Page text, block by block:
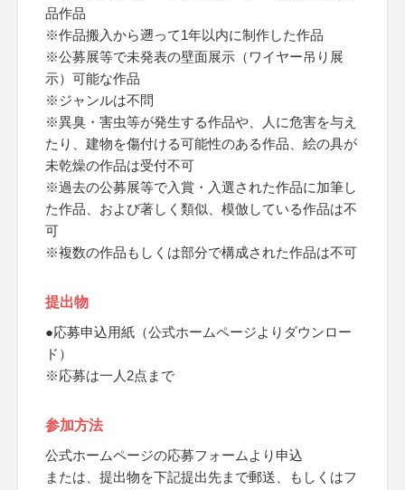
品作品
※作品搬入から遡って1年以内に制作した作品
※公募展等で未発表の壁面展示（ワイヤー吊り展
示）可能な作品
※ジャンルは不問
※異臭・害虫等が発生する作品や、人に危害を与え
たり、建物を傷付ける可能性のある作品、絵の具が
未乾燥の作品は受付不可
※過去の公募展等で入賞・入選された作品に加筆し
た作品、および著しく類似、模倣している作品は不
可
※複数の作品もしくは部分で構成された作品は不可
提出物
●応募申込用紙（公式ホームページよりダウンロー
ド）
※応募は一人2点まで
参加方法
公式ホームページの応募フォームより申込
または、提出物を下記提出先まで郵送、もしくはフ